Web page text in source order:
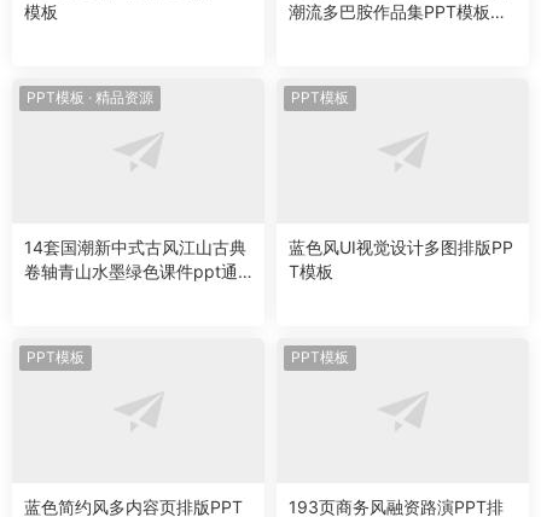
模板
潮流多巴胺作品集PPT模板作
PPT模板 · 精品资源
14套国潮新中式古风江山古典
卷轴青山水墨绿色课件ppt通
PPT模板
蓝色风UI视觉设计多图排版PP
T模板
PPT模板
蓝色简约风多内容页排版PPT
PPT模板
193页商务风融资路演PPT排